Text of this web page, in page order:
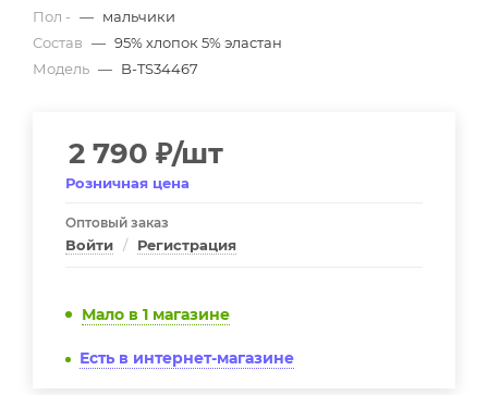
Пол - — мальчики
Состав — 95% хлопок 5% эластан
Модель — B-TS34467
2 790 ₽/шт
Розничная цена
Оптовый заказ
Войти / Регистрация
Мало в 1 магазине
Есть в интернет-магазине